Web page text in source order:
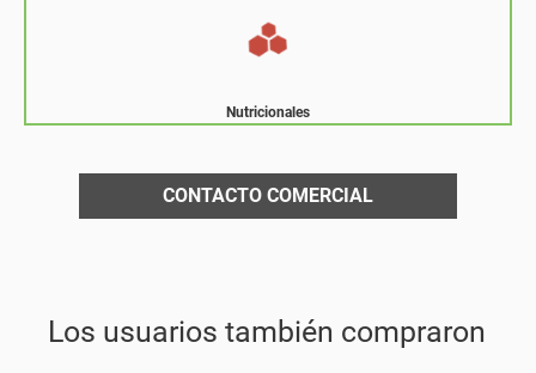
Nutricionales
CONTACTO COMERCIAL
Los usuarios también compraron